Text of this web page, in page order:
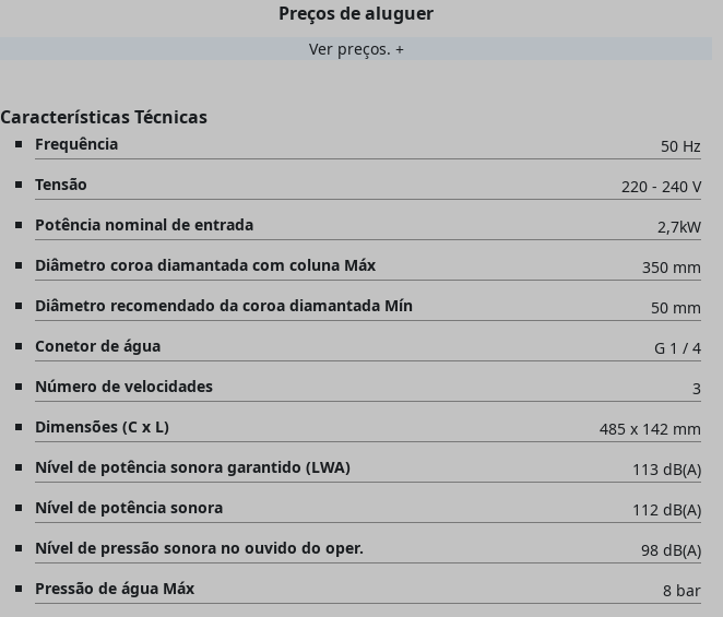
Preços de aluguer
Ver preços.
Características Técnicas
Frequência
50 Hz
Tensão
220 - 240 V
Potência nominal de entrada
2,7kW
Diâmetro coroa diamantada com coluna Máx
350 mm
Diâmetro recomendado da coroa diamantada Mín
50 mm
Conetor de água
G 1 / 4
Número de velocidades
3
Dimensões (C x L)
485 x 142 mm
Nível de potência sonora garantido (LWA)
113 dB(A)
Nível de potência sonora
112 dB(A)
Nível de pressão sonora no ouvido do oper.
98 dB(A)
Pressão de água Máx
8 bar